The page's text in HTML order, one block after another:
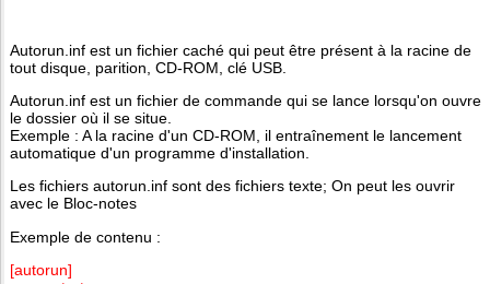
Autorun.inf est un fichier caché qui peut être présent à la racine de
tout disque, parition, CD-ROM, clé USB.
Autorun.inf est un fichier de commande qui se lance lorsqu'on ouvre
le dossier où il se situe.
Exemple : A la racine d'un CD-ROM, il entraînement le lancement
automatique d'un programme d'installation.
Les fichiers autorun.inf sont des fichiers texte; On peut les ouvrir
avec le Bloc-notes
Exemple de contenu :
[autorun]